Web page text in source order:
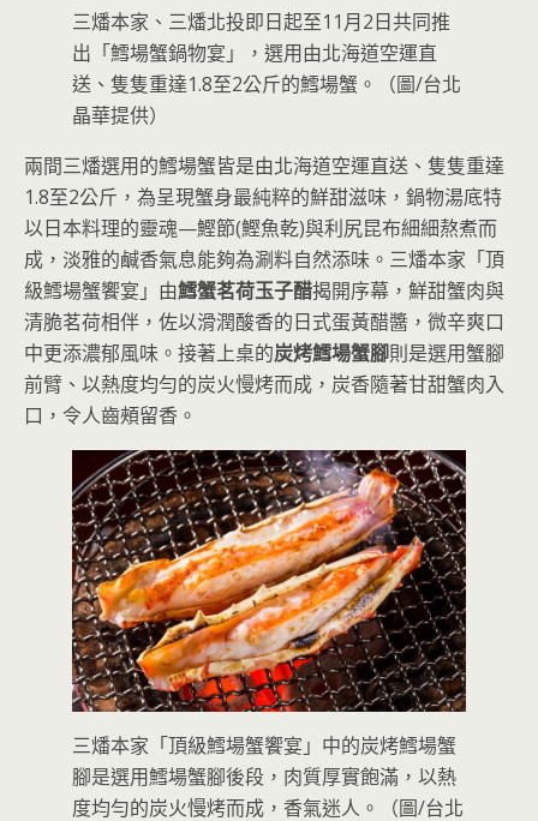
三燔本家、三燔北投即日起至11月2日共同推
出「鱈場蟹鍋物宴」，選用由北海道空運直
送、隻隻重達1.8至2公斤的鱈場蟹。（圖/台北
晶華提供）
兩間三燔選用的鱈場蟹皆是由北海道空運直送、隻隻重達
1.8至2公斤，為呈現蟹身最純粹的鮮甜滋味，鍋物湯底特
以日本料理的靈魂—鰹節(鰹魚乾)與利尻昆布細細熬煮而
成，淡雅的鹹香氣息能夠為涮料自然添味。三燔本家「頂
級鱈場蟹饗宴」由鱈蟹茗荷玉子醋揭開序幕，鮮甜蟹肉與
清脆茗荷相伴，佐以滑潤酸香的日式蛋黃醋醬，微辛爽口
中更添濃郁風味。接著上桌的炭烤鱈場蟹腳則是選用蟹腳
前臂、以熱度均勻的炭火慢烤而成，炭香隨著甘甜蟹肉入
口，令人齒頰留香。
三燔本家「頂級鱈場蟹饗宴」中的炭烤鱈場蟹
腳是選用鱈場蟹腳後段，肉質厚實飽滿，以熱
度均勻的炭火慢烤而成，香氣迷人。（圖/台北